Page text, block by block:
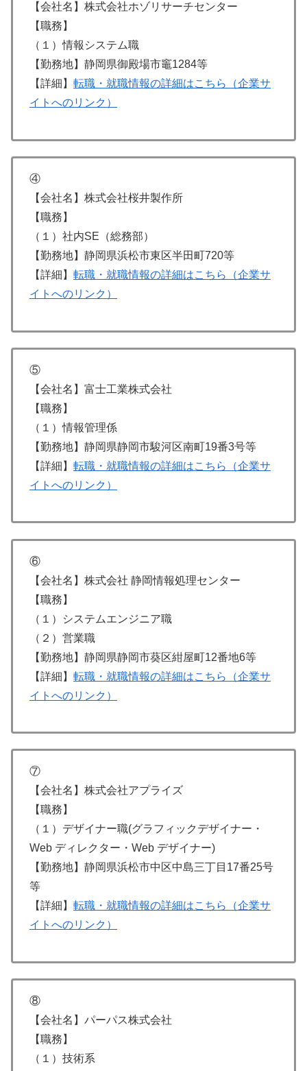
【会社名】株式会社ホゾリサーチセンター
【職務】
（１）情報システム職
【勤務地】静岡県御殿場市竈1284等
【詳細】 転職・就職情報の詳細はこちら（企業サ
イトへのリンク）
④
【会社名】株式会社桜井製作所
【職務】
（１）社内SE（総務部）
【勤務地】静岡県浜松市東区半田町720等
【詳細】 転職・就職情報の詳細はこちら（企業サ
イトへのリンク）
⑤
【会社名】富士工業株式会社
【職務】
（１）情報管理係
【勤務地】静岡県静岡市駿河区南町19番3号等
【詳細】 転職・就職情報の詳細はこちら（企業サ
イトへのリンク）
⑥
【会社名】株式会社 静岡情報処理センター
【職務】
（１）システムエンジニア職
（２）営業職
【勤務地】静岡県静岡市葵区紺屋町12番地6等
【詳細】 転職・就職情報の詳細はこちら（企業サ
イトへのリンク）
⑦
【会社名】株式会社アプライズ
【職務】
（１）デザイナー職(グラフィックデザイナー・
Web ディレクター・Web デザイナー)
【勤務地】静岡県浜松市中区中島三丁目17番25号
等
【詳細】 転職・就職情報の詳細はこちら（企業サ
イトへのリンク）
⑧
【会社名】パーパス株式会社
【職務】
（１）技術系